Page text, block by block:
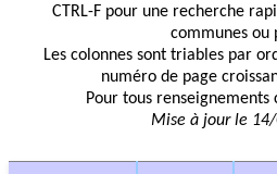
CTRL-F pour une recherche
communes ou
Les colonnes sont triables par
numéro de page
Pour tous renseignements
Mise à jour le